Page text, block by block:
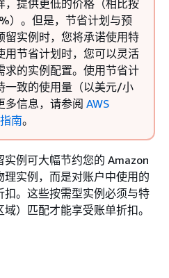
，提供更低的价格（相比按
）。但是，节省计划与预
留实例时，您将承诺使用特
用节省计划时，您可以灵活
求的实例配置。使用节省计
一致的使用量（以美元/小
多信息，请参阅 AWS
南。
例可大幅节约您的 Amazon
理实例，而是对账户中使用的
。这些按需型实例必须与特
）匹配才能享受账单折扣。